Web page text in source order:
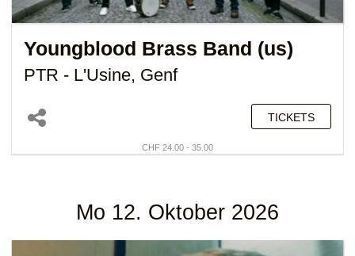
Youngblood Brass Band (us)
PTR - L'Usine, Genf
TICKETS
CHF 24.00 - 35.00
Mo 12. Oktober 2026